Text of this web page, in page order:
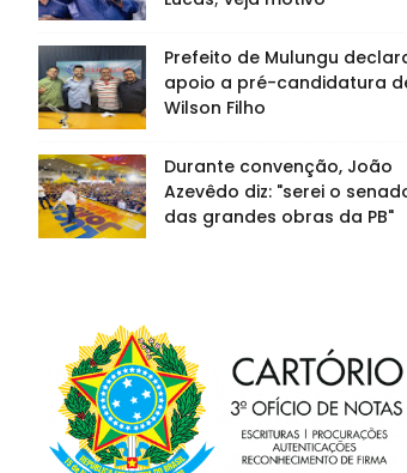
Prefeito de Mulungu
apoio a pré-candidatura
Wilson Filho
Durante convenção, João
Azevêdo diz: "serei o
das grandes obras da PB"